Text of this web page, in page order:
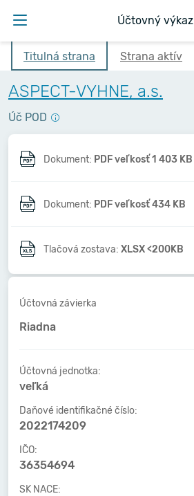
Účtovný výkaz
Titulná strana Strana aktív
ASPECT-VYHNE, a.s.
Úč POD
Dokument: PDF veľkosť 1 403 KB
Dokument: PDF veľkosť 434 KB
Tlačová zostava: XLSX <200KB
Účtovná závierka
Riadna
Účtovná jednotka:
veľká
Daňové identifikačné číslo:
2022174209
IČO:
36354694
SK NACE: